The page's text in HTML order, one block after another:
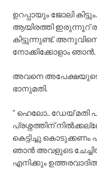
ഉറപ്പായും ജോലി
ആയിരത്തി ഇരുന്നൂറ്‌
കിട്ടുന്നുണ്ട്.
നോക്കിക്കോളാം ഞാൻ.
അവനെ അപേക്ഷയുടെ
ഭാനുമതി.
” ഹെലോ.. ഡേയ് മതി
പ്രശ്നത്തിന്
കെട്ടിച്ചു കൊടുക്കണം
ഞാൻ അവളുടെ
എനിക്കും